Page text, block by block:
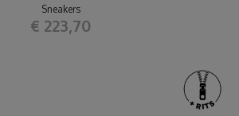
Sneakers
€ 223,70